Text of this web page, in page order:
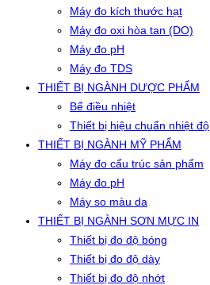
Máy đo kích thước hạt
Máy đo oxi hòa tan (DO)
Máy đo pH
Máy đo TDS
THIẾT BỊ NGÀNH DƯỢC PHẨM
Bể điều nhiệt
Thiết bị hiệu chuẩn nhiệt độ
THIẾT BỊ NGÀNH MỸ PHẨM
Máy đo cấu trúc sản phẩm
Máy đo pH
Máy so màu da
THIẾT BỊ NGÀNH SƠN MỰC IN
Thiết bị đo độ bóng
Thiết bị đo độ dày
Thiết bị đo độ nhớt